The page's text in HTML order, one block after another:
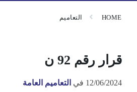
HOME التعاميم
قرار رقم 92 ن
12/06/2024 في التعاميم العامة